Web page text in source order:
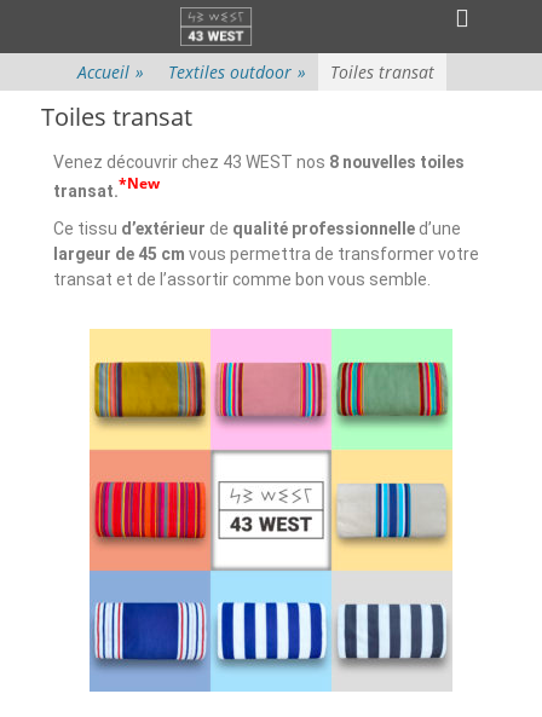
Menu principal
Accueil » Textiles outdoor » Toiles transat
Toiles transat
Venez découvrir chez 43 WEST nos 8 nouvelles toiles
transat.*New
Ce tissu d’extérieur de qualité professionnelle d’une
largeur de 45 cm vous permettra de transformer votre
transat et de l’assortir comme bon vous semble.